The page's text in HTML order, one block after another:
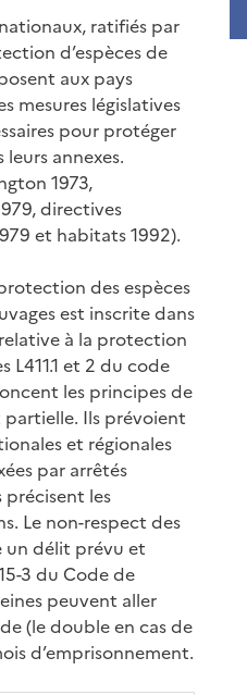
ratifiés par
d’espèces de
aux pays
mesures législatives
pour protéger
leurs annexes.
1973,
directives
et habitats 1992).
des espèces
est inscrite dans
à la protection
L411.1 et 2 du code
les principes de
Ils prévoient
et régionales
par arrêtés
précisent les
Le non-respect des
délit prévu et
3 du Code de
peuvent aller
(le double en cas de
d’emprisonnement.